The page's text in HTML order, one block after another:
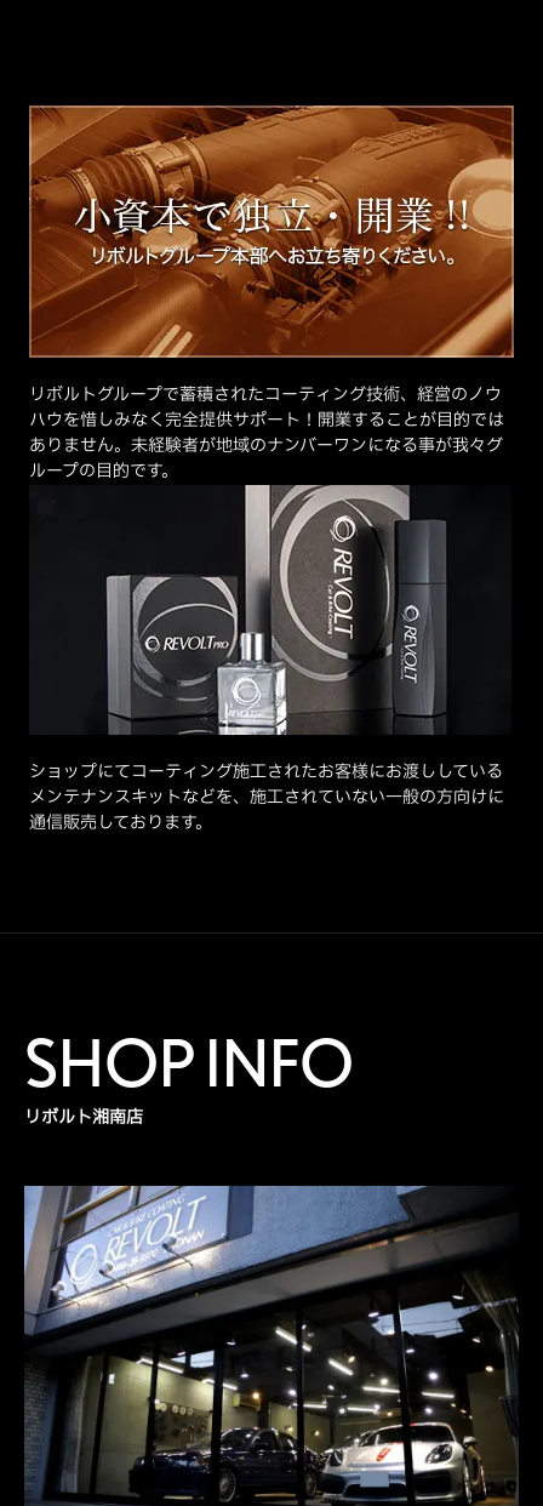
リボルトグループで蓄積されたコーティング技術、経営のノウ
ハウを惜しみなく完全提供サポート！開業することが目的では
ありません。未経験者が地域のナンバーワンになる事が我々グ
ループの目的です。
ショップにてコーティング施工されたお客様にお渡ししている
メンテナンスキットなどを、施工されていない一般の方向けに
通信販売しております。
SHOP INFO
リボルト湘南店